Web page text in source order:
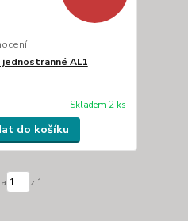
jednostranné AL1
Skladem 2 ks
do košíku
z 1